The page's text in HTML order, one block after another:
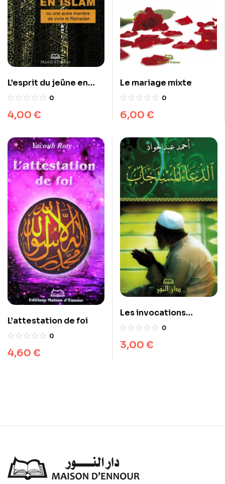
L’esprit du jeûne en
islam
0
4,00 €
Le mariage mixte
0
6,00 €
L’attestation de foi
0
4,60 €
Les invocations
exaucées (arabe)
0
3,00 €